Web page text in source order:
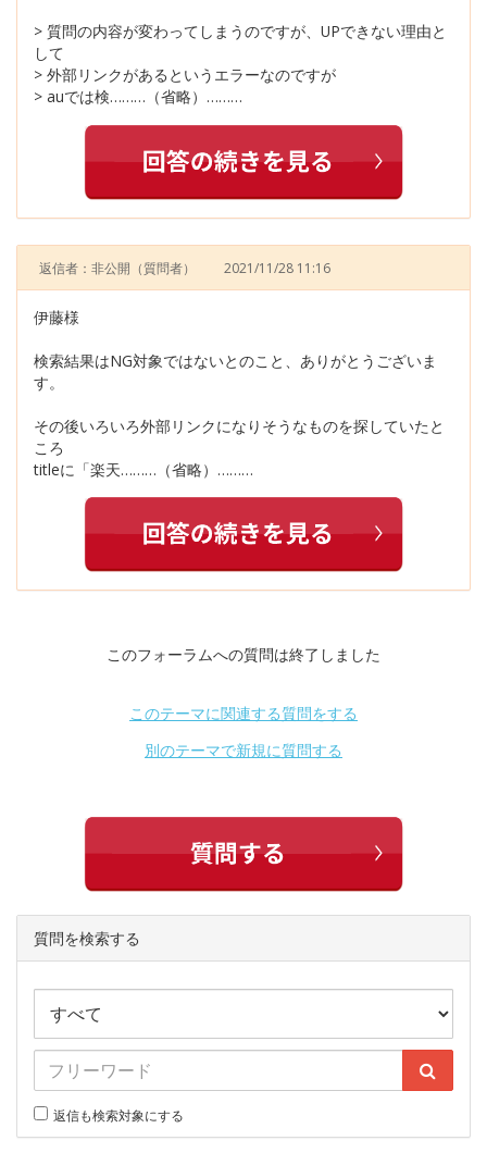
> 質問の内容が変わってしまうのですが、UPできない理由と
して
> 外部リンクがあるというエラーなのですが
> auでは検………（省略）………
返信者：非公開 （質問者） 2021/11/28 11:16
伊藤様
検索結果はNG対象ではないとのこと、ありがとうございま
す。
その後いろいろ外部リンクになりそうなものを探していたと
ころ
titleに「楽天………（省略）………
このフォーラムへの質問は終了しました
このテーマに関連する質問をする
別のテーマで新規に質問する
質問を検索する
返信も検索対象にする